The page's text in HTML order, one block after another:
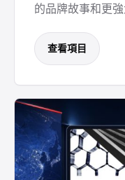
的品牌故事和更
查看項目